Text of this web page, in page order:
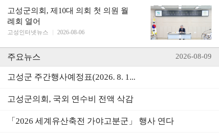
고성군의회, 제10대 의회 첫 의원 월
례회 열어
고성인터넷뉴스 2026-08-06
주요뉴스 2026-08-09
고성군 주간행사예정표(2026. 8. 1...
고성군의회, 국외 연수비 전액 삭감
「2026 세계유산축전 가야고분군」 행사 연다